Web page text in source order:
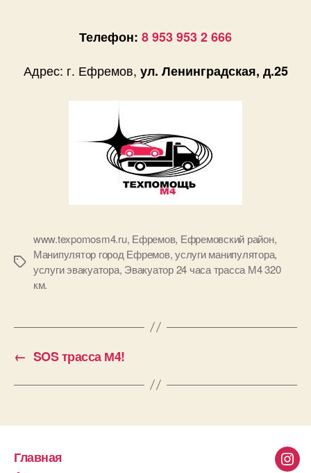
Телефон: 8 953 953 2 666
Адрес: г. Ефремов, ул. Ленинградская, д.25
Метки
www.texpomosm4.ru, Ефремов, Ефремовский район,
Манипулятор город Ефремов,услуги манипулятора,
услуги эвакуатора, Эвакуатор 24 часа трасса М4 320
км.
← SOS трасса М4!
Главная